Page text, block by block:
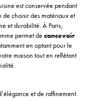
est conservée pendant
de choisir des matériaux et
et durabilité. À Paris,
permet de concevoir
en optant pour le
maison tout en reflétant
et de raffinement.